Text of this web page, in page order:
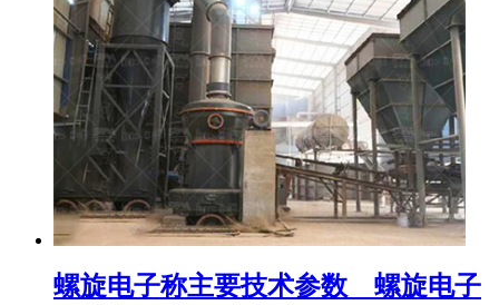
螺旋电子称主要技术参数__螺旋电子